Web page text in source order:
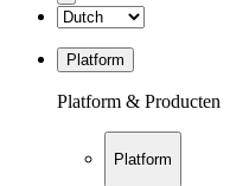
Platform
Platform & Producten
Platform